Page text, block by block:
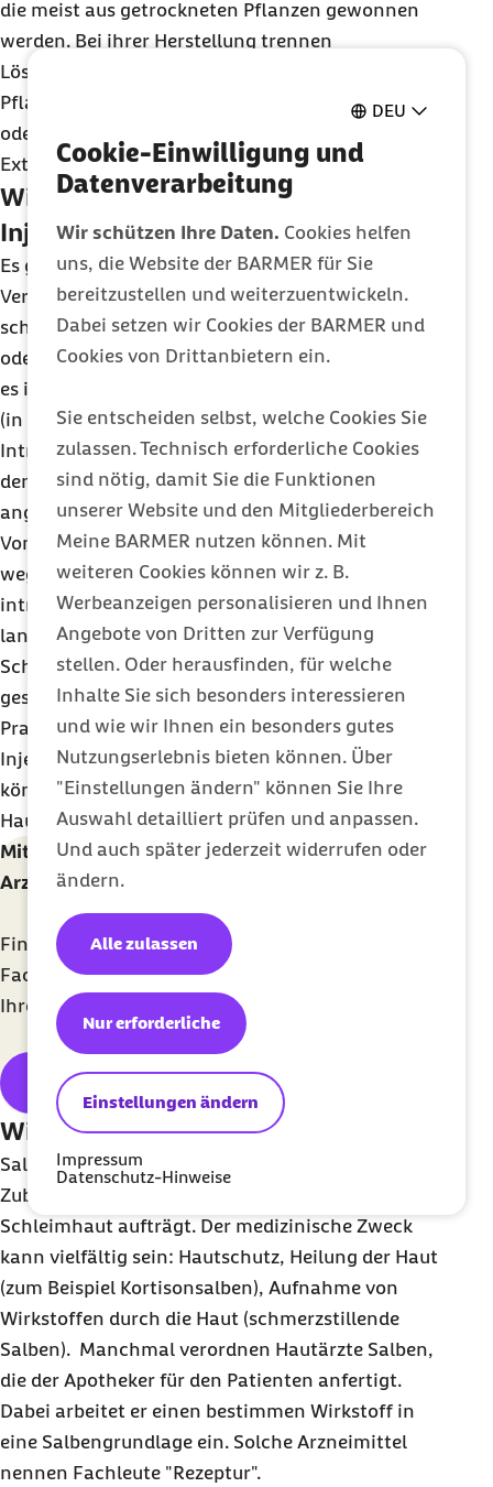
DEU
Cookie-Einwilligung und
Datenverarbeitung
Wir schützen Ihre Daten. Cookies helfen
uns, die Website der BARMER für Sie
bereitzustellen und weiterzuentwickeln.
Dabei setzen wir Cookies der BARMER und
Cookies von Drittanbietern ein.
Sie entscheiden selbst, welche Cookies Sie
zulassen. Technisch erforderliche Cookies
sind nötig, damit Sie die Funktionen
unserer Website und den Mitgliederbereich
Meine BARMER nutzen können. Mit
weiteren Cookies können wir z. B.
Werbeanzeigen personalisieren und Ihnen
Angebote von Dritten zur Verfügung
stellen. Oder herausfinden, für welche
Inhalte Sie sich besonders interessieren
und wie wir Ihnen ein besonders gutes
Nutzungserlebnis bieten können. Über
"Einstellungen ändern" können Sie Ihre
Auswahl detailliert prüfen und anpassen.
Und auch später jederzeit widerrufen oder
ändern.
Einstellungen ändern
Nur erforderliche
Alle zulassen
Impressum
Datenschutz-Hinweise
die meist aus getrockneten Pflanzen gewonnen
werden. Bei ihrer Herstellung trennen
Lösungsmittel gewünschte Stoffe vom übrigen
Pflanzenmaterial. Extrakte können flüssig, fest
oder cremig sein. Beispiel für einen wässrigen
Extrakt ist Tee.
Wie wirken Infusionen und
Injektionen?
Es gibt Arzneistoffe, die über das
Verdauungssystem abgebaut werden oder sehr
schnell wirken. Daher spritzt man sie (Injektion)
oder verabreicht sie als Infusion. Injektionen gibt
es intravenös (Spritze in die Vene), intramuskulär
(in den Muskel) oder subkutan (unter die Haut).
Intravenös wirkt ein Medikament sehr schnell,
denn die Venen transportieren das medizinisch
angereicherte Blut zum Herzen.
Von dort gelangt es über die Arterien vom Herzen
weg in den gesamten Körper. Stoffe, die
intramuskulär gespritzt werden, werden
langsamer freigesetzt. Einige Impfstoffe,
Schmerzmittel oder Hormonpräparate werden so
gespritzt. Medizinische Fachkräfte in Klinik oder
Praxis machen intravenöse und intramuskuläre
Injektionen. Insulin- und Heparin-Fertigspritzen
können Patienten selbst setzen und zwar unter die
Haut.
Mit der Barmer Arztsuche eine Ärztin oder einen
Arzt in Ihrer Nähe finden
Finden Sie Medizinerinnen und Mediziner nach
Fachgebiet und Therapieschwerpunkt sortiert in
Ihrer Umgebung und deutschlandweit.
Barmer Arztsuche
Wie wirken Salben?
Salben sind streichfähige und fettreiche
Zubereitungen, die man auf Haut oder
Schleimhaut aufträgt. Der medizinische Zweck
kann vielfältig sein: Hautschutz, Heilung der Haut
(zum Beispiel Kortisonsalben), Aufnahme von
Wirkstoffen durch die Haut (schmerzstillende
Salben). Manchmal verordnen Hautärzte Salben,
die der Apotheker für den Patienten anfertigt.
Dabei arbeitet er einen bestimmen Wirkstoff in
eine Salbengrundlage ein. Solche Arzneimittel
nennen Fachleute "Rezeptur".